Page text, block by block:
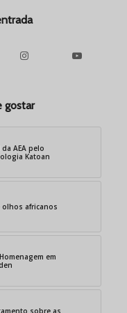
gostar
AEA pelo
Katoan
olhos africanos
em
sobre as